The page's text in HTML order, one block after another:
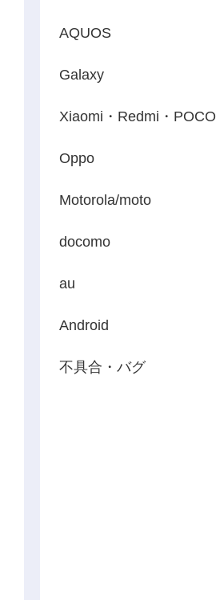
AQUOS
Galaxy
Xiaomi・Redmi・POCO
Oppo
Motorola/moto
docomo
au
Android
不具合・バグ